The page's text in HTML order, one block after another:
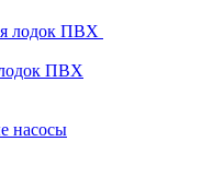
лодок ПВХ
ПВХ
насосы